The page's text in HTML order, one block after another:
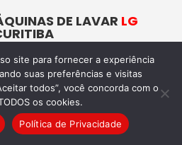
DE LAVAR LG
DE LAVAR
site para fornecer a experiência
suas preferências e visitas
todos”, você concorda com o
os cookies.
Política de Privacidade